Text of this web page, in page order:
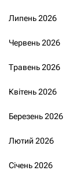
Липень 2026
Червень 2026
Травень 2026
Квітень 2026
Березень 2026
Лютий 2026
Січень 2026